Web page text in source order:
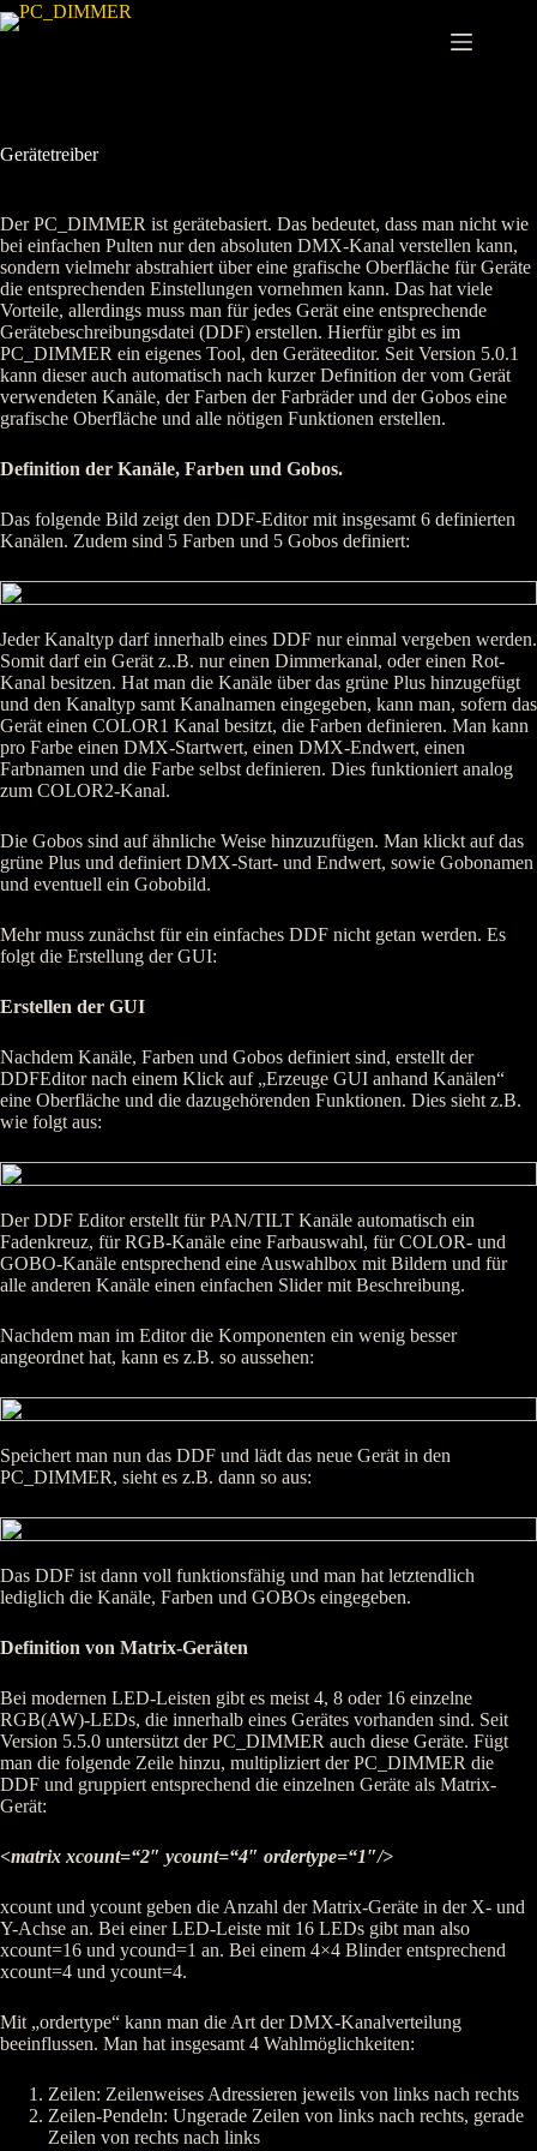
Zum
Inhalt
Gerätetreiber
Der PC_DIMMER ist gerätebasiert. Das bedeutet, dass man nicht wie
bei einfachen Pulten nur den absoluten DMX-Kanal verstellen kann,
sondern vielmehr abstrahiert über eine grafische Oberfläche für Geräte
die entsprechenden Einstellungen vornehmen kann. Das hat viele
Vorteile, allerdings muss man für jedes Gerät eine entsprechende
Gerätebeschreibungsdatei (DDF) erstellen. Hierfür gibt es im
PC_DIMMER ein eigenes Tool, den Geräteeditor. Seit Version 5.0.1
kann dieser auch automatisch nach kurzer Definition der vom Gerät
verwendeten Kanäle, der Farben der Farbräder und der Gobos eine
grafische Oberfläche und alle nötigen Funktionen erstellen.
Definition der Kanäle, Farben und Gobos.
Das folgende Bild zeigt den DDF-Editor mit insgesamt 6 definierten
Kanälen. Zudem sind 5 Farben und 5 Gobos definiert:
Jeder Kanaltyp darf innerhalb eines DDF nur einmal vergeben werden.
Somit darf ein Gerät z..B. nur einen Dimmerkanal, oder einen Rot-
Kanal besitzen. Hat man die Kanäle über das grüne Plus hinzugefügt
und den Kanaltyp samt Kanalnamen eingegeben, kann man, sofern das
Gerät einen COLOR1 Kanal besitzt, die Farben definieren. Man kann
pro Farbe einen DMX-Startwert, einen DMX-Endwert, einen
Farbnamen und die Farbe selbst definieren. Dies funktioniert analog
zum COLOR2-Kanal.
Die Gobos sind auf ähnliche Weise hinzuzufügen. Man klickt auf das
grüne Plus und definiert DMX-Start- und Endwert, sowie Gobonamen
und eventuell ein Gobobild.
Mehr muss zunächst für ein einfaches DDF nicht getan werden. Es
folgt die Erstellung der GUI:
Erstellen der GUI
Nachdem Kanäle, Farben und Gobos definiert sind, erstellt der
DDFEditor nach einem Klick auf „Erzeuge GUI anhand Kanälen“
eine Oberfläche und die dazugehörenden Funktionen. Dies sieht z.B.
wie folgt aus:
Der DDF Editor erstellt für PAN/TILT Kanäle automatisch ein
Fadenkreuz, für RGB-Kanäle eine Farbauswahl, für COLOR- und
GOBO-Kanäle entsprechend eine Auswahlbox mit Bildern und für
alle anderen Kanäle einen einfachen Slider mit Beschreibung.
Nachdem man im Editor die Komponenten ein wenig besser
angeordnet hat, kann es z.B. so aussehen:
Speichert man nun das DDF und lädt das neue Gerät in den
PC_DIMMER, sieht es z.B. dann so aus:
Das DDF ist dann voll funktionsfähig und man hat letztendlich
lediglich die Kanäle, Farben und GOBOs eingegeben.
Definition von Matrix-Geräten
Bei modernen LED-Leisten gibt es meist 4, 8 oder 16 einzelne
RGB(AW)-LEDs, die innerhalb eines Gerätes vorhanden sind. Seit
Version 5.5.0 untersützt der PC_DIMMER auch diese Geräte. Fügt
man die folgende Zeile hinzu, multipliziert der PC_DIMMER die
DDF und gruppiert entsprechend die einzelnen Geräte als Matrix-
Gerät:
<matrix xcount=“2″ ycount=“4″ ordertype=“1″/>
xcount und ycount geben die Anzahl der Matrix-Geräte in der X- und
Y-Achse an. Bei einer LED-Leiste mit 16 LEDs gibt man also
xcount=16 und ycound=1 an. Bei einem 4×4 Blinder entsprechend
xcount=4 und ycount=4.
Mit „ordertype“ kann man die Art der DMX-Kanalverteilung
beeinflussen. Man hat insgesamt 4 Wahlmöglichkeiten:
Zeilen: Zeilenweises Adressieren jeweils von links nach rechts
Zeilen-Pendeln: Ungerade Zeilen von links nach rechts, gerade
Zeilen von rechts nach links